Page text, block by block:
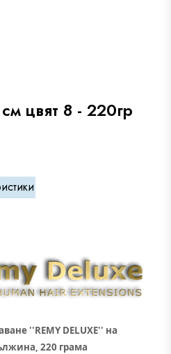
цвят 8 - 220гр
''REMY DELUXE'' на
220 грама